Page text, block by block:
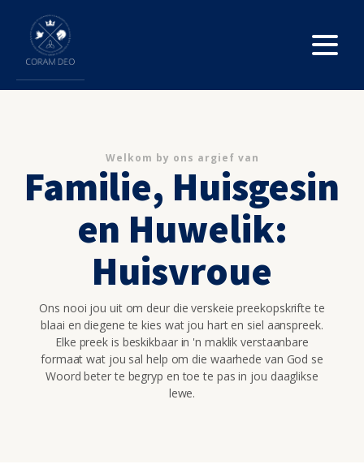
Welkom by ons argief van
Familie, Huisgesin
en Huwelik:
Huisvroue
Ons nooi jou uit om deur die verskeie preekopskrifte te
blaai en diegene te kies wat jou hart en siel aanspreek.
Elke preek is beskikbaar in 'n maklik verstaanbare
formaat wat jou sal help om die waarhede van God se
Woord beter te begryp en toe te pas in jou daaglikse
lewe.